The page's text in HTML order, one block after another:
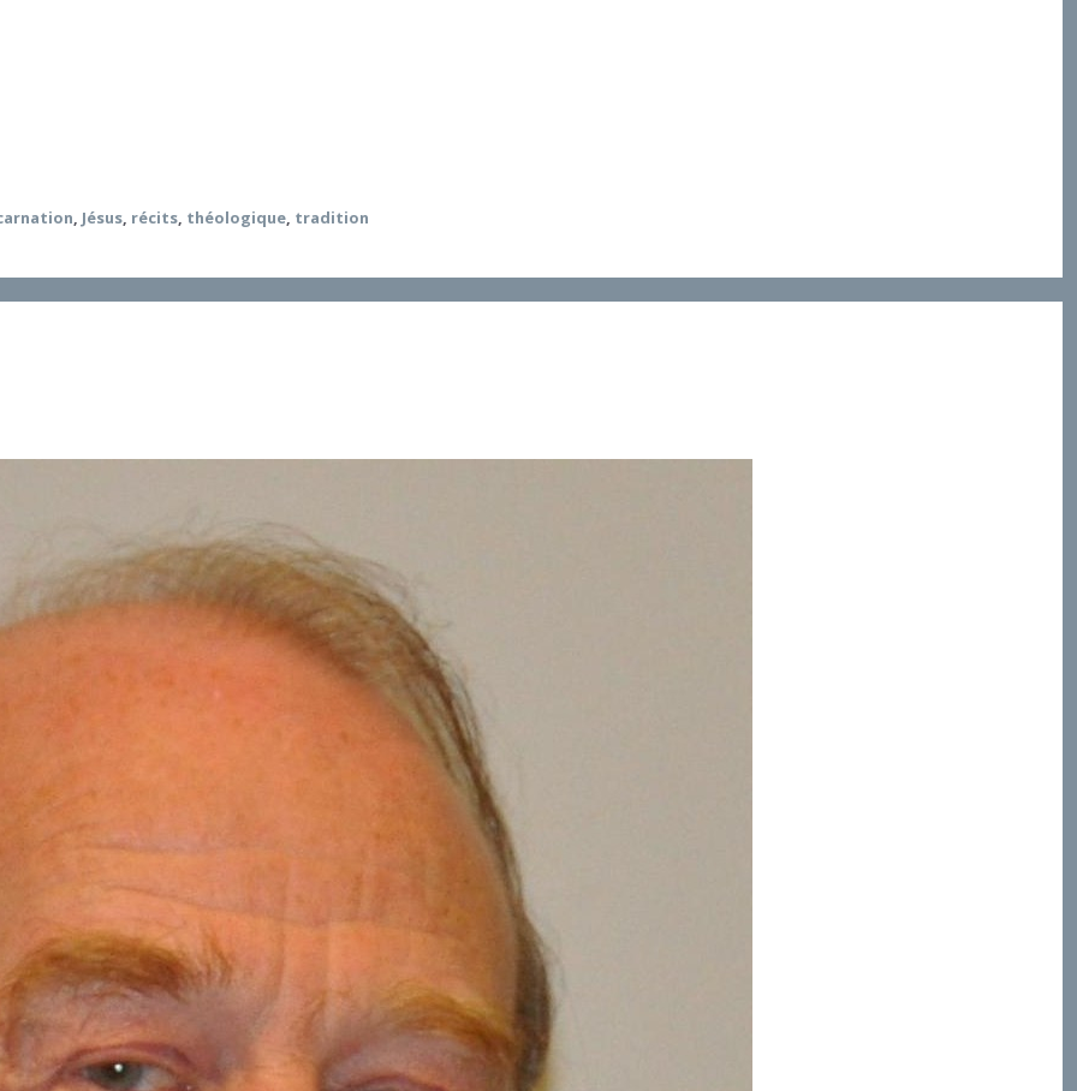
, Jésus, récits, théologique, tradition